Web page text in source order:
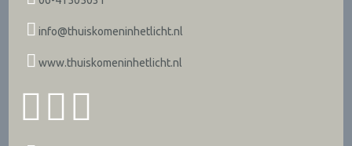
info@thuiskomeninhetlicht.nl
www.thuiskomeninhetlicht.nl